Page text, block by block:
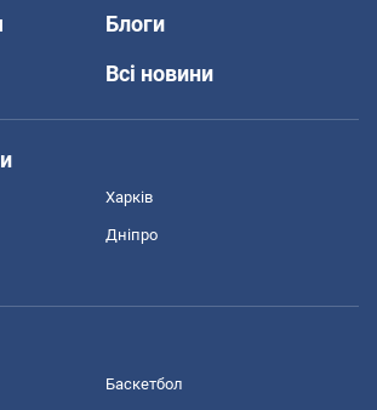
Блоги
Всі новини
Харків
Дніпро
Баскетбол